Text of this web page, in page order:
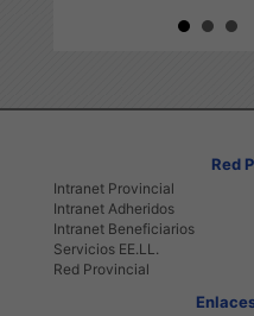
Red
Intranet Provincial
Intranet Adheridos
Intranet Beneficiarios
Servicios EE.LL.
Red Provincial